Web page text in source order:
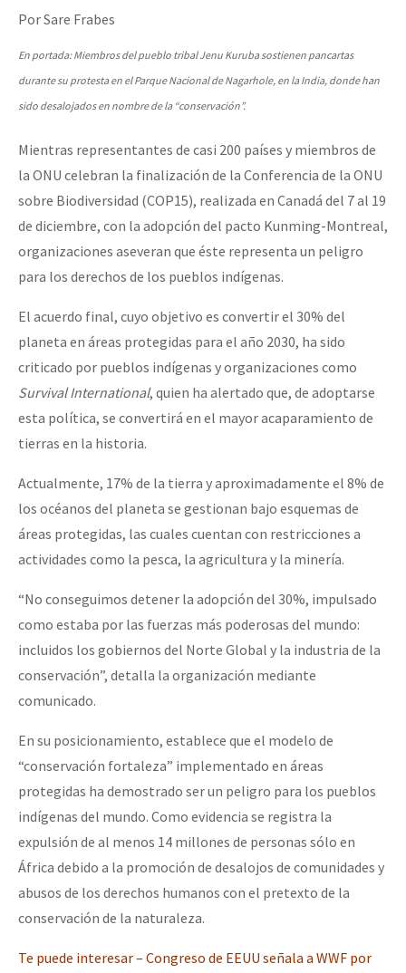
Por Sare Frabes
En portada: Miembros del pueblo tribal Jenu Kuruba sostienen pancartas
durante su protesta en el Parque Nacional de Nagarhole, en la India, donde han
sido desalojados en nombre de la “conservación”.
Mientras representantes de casi 200 países y miembros de
la ONU celebran la finalización de la Conferencia de la ONU
sobre Biodiversidad (COP15), realizada en Canadá del 7 al 19
de diciembre, con la adopción del pacto Kunming-Montreal,
organizaciones aseveran que éste representa un peligro
para los derechos de los pueblos indígenas.
El acuerdo final, cuyo objetivo es convertir el 30% del
planeta en áreas protegidas para el año 2030, ha sido
criticado por pueblos indígenas y organizaciones como
Survival International, quien ha alertado que, de adoptarse
esta política, se convertirá en el mayor acaparamiento de
tierras en la historia.
Actualmente, 17% de la tierra y aproximadamente el 8% de
los océanos del planeta se gestionan bajo esquemas de
áreas protegidas, las cuales cuentan con restricciones a
actividades como la pesca, la agricultura y la minería.
“No conseguimos detener la adopción del 30%, impulsado
como estaba por las fuerzas más poderosas del mundo:
incluidos los gobiernos del Norte Global y la industria de la
conservación”, detalla la organización mediante
comunicado.
En su posicionamiento, establece que el modelo de
“conservación fortaleza” implementado en áreas
protegidas ha demostrado ser un peligro para los pueblos
indígenas del mundo. Como evidencia se registra la
expulsión de al menos 14 millones de personas sólo en
África debido a la promoción de desalojos de comunidades y
abusos de los derechos humanos con el pretexto de la
conservación de la naturaleza.
Te puede interesar – Congreso de EEUU señala a WWF por